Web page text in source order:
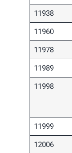
11938
11960
11978
11989
11998
11999
12006